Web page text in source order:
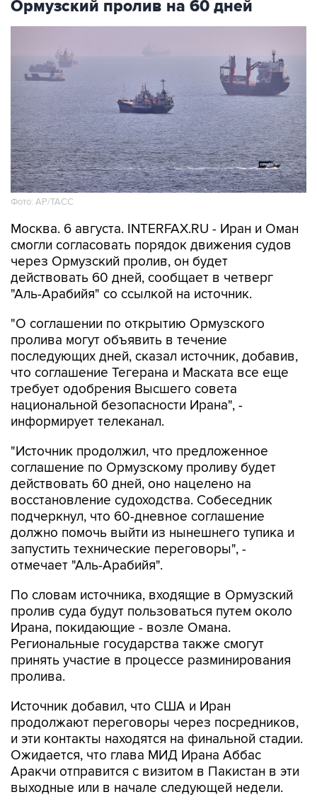
Ормузский пролив на 60 дней
Фото: AP/ТАСС
Москва. 6 августа. INTERFAX.RU - Иран и Оман
смогли согласовать порядок движения судов
через Ормузский пролив, он будет
действовать 60 дней, сообщает в четверг
"Аль-Арабийя" со ссылкой на источник.
"О соглашении по открытию Ормузского
пролива могут объявить в течение
последующих дней, сказал источник, добавив,
что соглашение Тегерана и Маската все еще
требует одобрения Высшего совета
национальной безопасности Ирана", -
информирует телеканал.
"Источник продолжил, что предложенное
соглашение по Ормузскому проливу будет
действовать 60 дней, оно нацелено на
восстановление судоходства. Собеседник
подчеркнул, что 60-дневное соглашение
должно помочь выйти из нынешнего тупика и
запустить технические переговоры", -
отмечает "Аль-Арабийя".
По словам источника, входящие в Ормузский
пролив суда будут пользоваться путем около
Ирана, покидающие - возле Омана.
Региональные государства также смогут
принять участие в процессе разминирования
пролива.
Источник добавил, что США и Иран
продолжают переговоры через посредников,
и эти контакты находятся на финальной стадии.
Ожидается, что глава МИД Ирана Аббас
Аракчи отправится с визитом в Пакистан в эти
выходные или в начале следующей недели.